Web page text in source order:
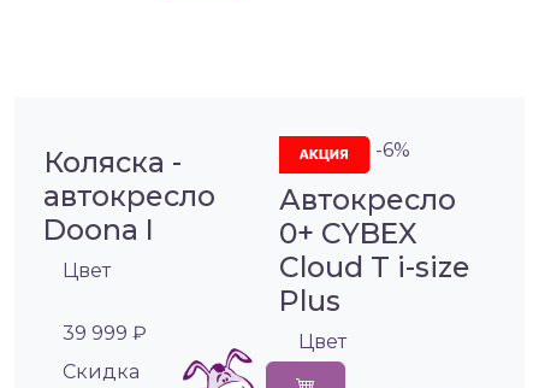
Коляска -
автокресло
Doona I
Цвет
39 999 ₽
Cкидка
-6%
Автокресло
0+ CYBEX
Cloud T i-size
Plus
Цвет